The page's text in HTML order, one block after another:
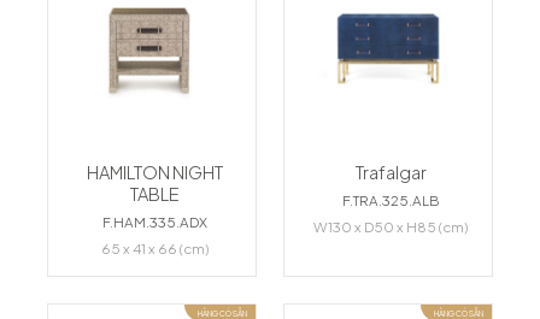
HAMILTON NIGHT
TABLE
F.HAM.335.ADX
65 x 41 x 66 (cm)
Trafalgar
F.TRA.325.ALB
W130 x D50 x H85 (cm)
HÀNG CÓ SẴN HÀNG CÓ SẴN